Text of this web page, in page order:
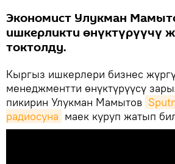
Экономист Улукман
ишкерликти өнүктүрүүчү
токтолду.
Кыргыз ишкерлери бизнес
менеджментти өнүктүрүүсү
пикирин Улукман Мамытов
радиосуна маек куруп жатып